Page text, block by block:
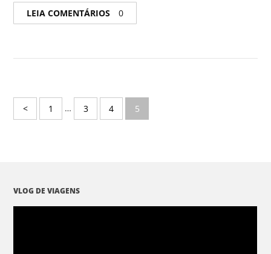
LEIA COMENTÁRIOS 0
< 1 … 3 4 5
VLOG DE VIAGENS